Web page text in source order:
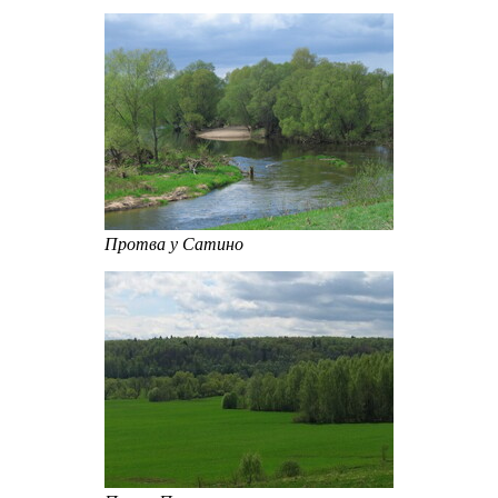
Протва у Сатино